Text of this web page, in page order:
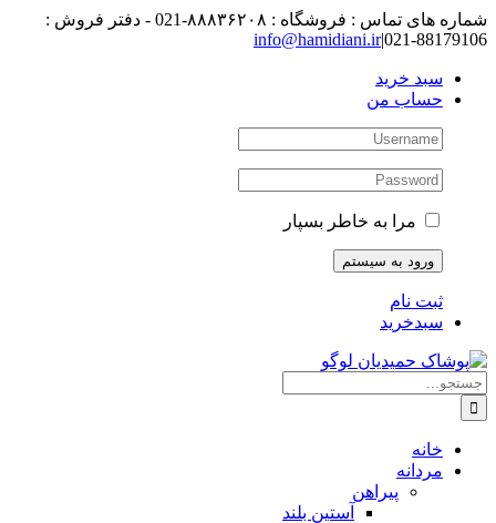
رفتن
به
شماره های تماس : فروشگاه : ۸۸۸۳۶۲۰۸-021 - دفتر فروش :
88179106-021
|
info@hamidiani.ir
سبد خرید
حساب من
مرا به خاطر بسپار
ثبت نام
سبدخرید
جستجو
برای:
خانه
مردانه
پیراهن
آستین بلند